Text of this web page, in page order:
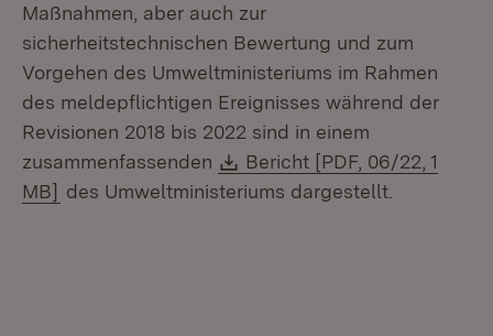
Maßnahmen, aber auch zur
sicherheitstechnischen Bewertung und zum
Vorgehen des Umweltministeriums im Rahmen
des meldepflichtigen Ereignisses während der
Revisionen 2018 bis 2022 sind in einem
zusammenfassenden
Download:
Bericht [PDF, 06/22, 1
MB] (Öffnet in neuem Fenster)
des Umweltministeriums dargestellt.